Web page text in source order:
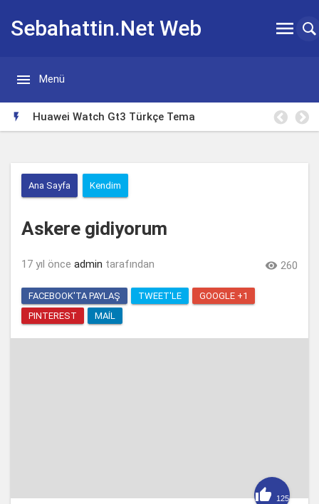
Sebahattin.Net Web
Günlügü

 Menü
 Borsa Takip Makinesi
Ana Sayfa Kendim
Askere gidiyorum
17 yıl önce admin tarafından  260
FACEBOOK'TA PAYLAŞ TWEET'LE
GOOGLE +1
PINTEREST
MAIL
 125